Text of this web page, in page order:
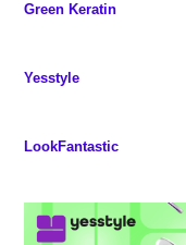
Green Keratin
Yesstyle
LookFantastic